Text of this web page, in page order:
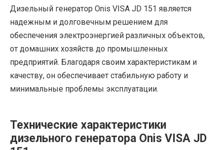
Дизельный генератор Onis VISA JD 151 является
надежным и долговечным решением для
обеспечения электроэнергией различных объектов,
от домашних хозяйств до промышленных
предприятий. Благодаря своим характеристикам и
качеству, он обеспечивает стабильную работу и
минимальные проблемы эксплуатации.
Технические характеристики
дизельного генератора Onis VISA JD